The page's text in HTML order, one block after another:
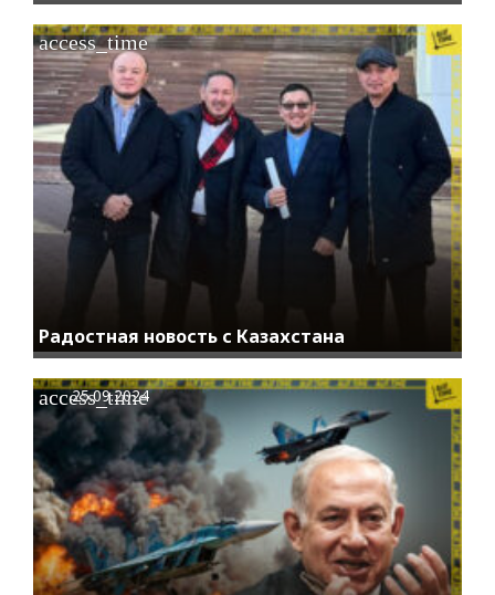
Радостная новость с Казахстана
access_time
access_time
25.09.2024